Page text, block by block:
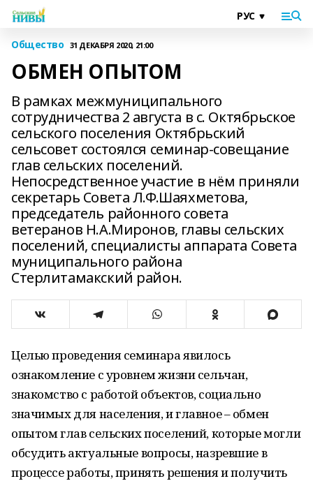
Общество 31 ДЕКАБРЯ 2020, 21:00
ОБМЕН ОПЫТОМ
В рамках межмуниципального
сотрудничества 2 августа в с. Октябрьское
сельского поселения Октябрьский
сельсовет состоялся семинар-совещание
глав сельских поселений.
Непосредственное участие в нём приняли
секретарь Совета Л.Ф.Шаяхметова,
председатель районного совета
ветеранов Н.А.Миронов, главы сельских
поселений, специалисты аппарата Совета
муниципального района
Стерлитамакский район.
Целью проведения семинара явилось
ознакомление с уровнем жизни сельчан,
знакомство с работой объектов, социально
значимых для населения, и главное – обмен
опытом глав сельских поселений, которые могли
обсудить актуальные вопросы, назревшие в
процессе работы, принять решения и получить